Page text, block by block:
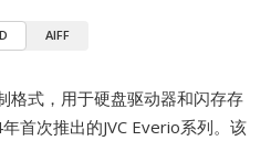
AIFF
格式，用于硬盘驱动器和闪存存
首次推出的JVC Everio系列。该